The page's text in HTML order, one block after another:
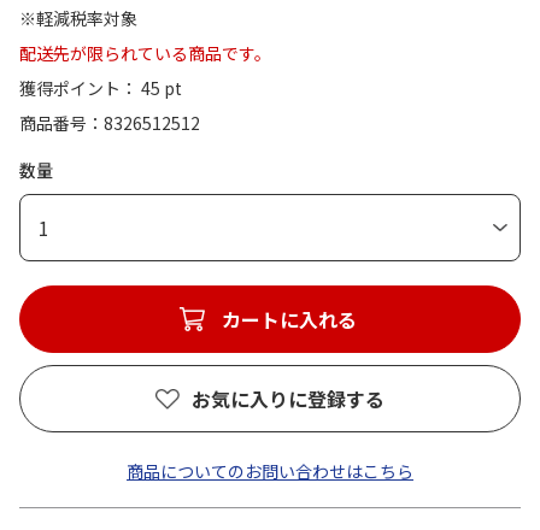
※軽減税率対象
配送先が限られている商品です。
獲得ポイント： 45 pt
商品番号
8326512512
数量
1
カートに入れる
お気に入りに登録する
商品についてのお問い合わせはこちら